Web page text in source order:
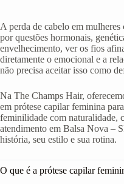
A perda de cabelo em
por questões hormonais,
envelhecimento, ver os fios
diretamente o emocional e a
não precisa aceitar isso como
Na The Champs Hair,
em prótese capilar feminina
feminilidade com naturalidade,
atendimento em Balsa Nova –
história, seu estilo e sua rotina.
O que é a prótese capilar